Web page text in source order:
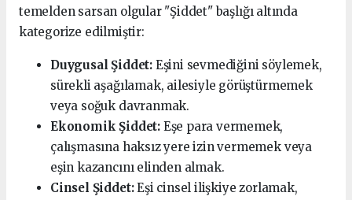
temelden sarsan olgular "Şiddet" başlığı altında
kategorize edilmiştir:
Duygusal Şiddet:Eşini sevmediğini söylemek,
sürekli aşağılamak, ailesiyle görüştürmemek
veya soğuk davranmak.
Ekonomik Şiddet:Eşe para vermemek,
çalışmasına haksız yere izin vermemek veya
eşin kazancını elinden almak.
Cinsel Şiddet:Eşi cinsel ilişkiye zorlamak,